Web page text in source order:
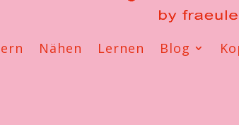
Nähen Lernen Blog